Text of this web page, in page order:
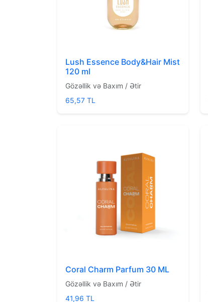
Lush Essence Body&Hair Mist
120 ml
Gözəllik və Baxım / Ətir
65,57 TL
Coral Charm Parfum 30 ML
Gözəllik və Baxım / Ətir
41,96 TL